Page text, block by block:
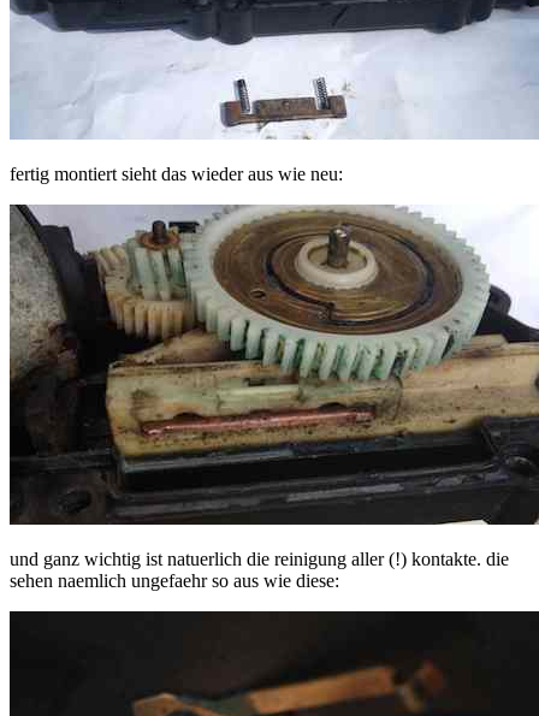
fertig montiert sieht das wieder aus wie neu:
und ganz wichtig ist natuerlich die reinigung aller (!) kontakte. die
sehen naemlich ungefaehr so aus wie diese: